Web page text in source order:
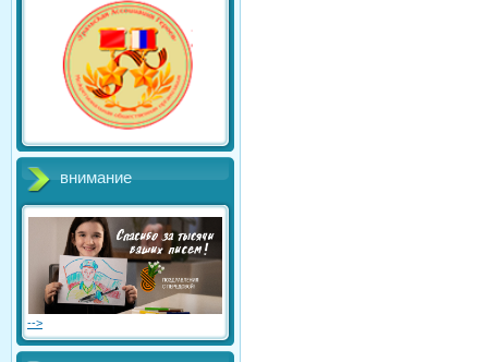
внимание
-->